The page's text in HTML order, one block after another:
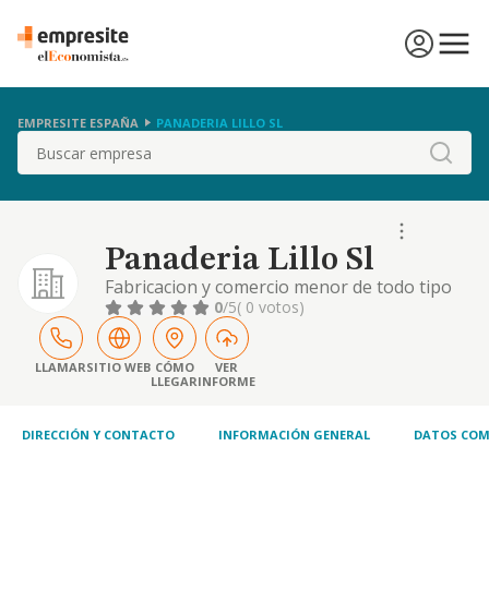
EMPRESITE ESPAÑA PANADERIA LILLO SL
Buscar
Panaderia Lillo Sl
Fabricacion y comercio menor de todo tipo
de pan panes especiales, productos de
pasteleria, bolleria y reposteria.
0/5( 0 votos)
LLAMARSITIO WEB CÓMO
LLEGAR
VER
INFORME
DIRECCIÓN Y CONTACTO INFORMACIÓN GENERAL DATOS